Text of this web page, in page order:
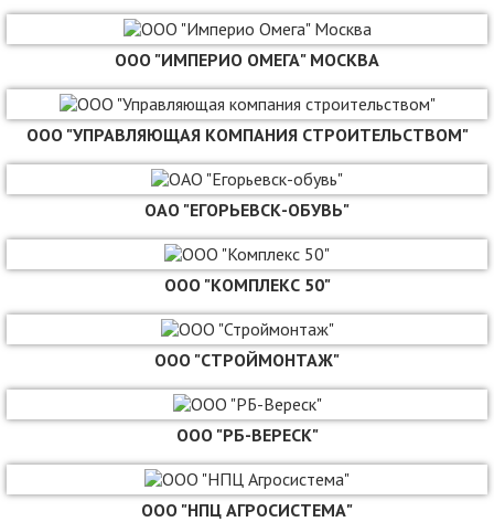
ООО "ИМПЕРИО ОМЕГА" МОСКВА
ООО "УПРАВЛЯЮЩАЯ КОМПАНИЯ СТРОИТЕЛЬСТВОМ"
ОАО "ЕГОРЬЕВСК-ОБУВЬ"
ООО "КОМПЛЕКС 50"
ООО "СТРОЙМОНТАЖ"
ООО "РБ-ВЕРЕСК"
ООО "НПЦ АГРОСИСТЕМА"